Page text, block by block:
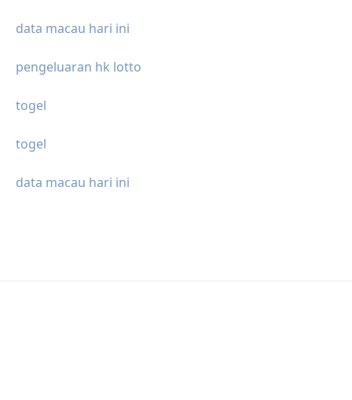
data macau hari ini
pengeluaran hk lotto
togel
togel
data macau hari ini